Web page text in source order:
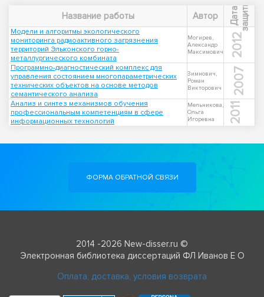
Название работы Автор Д
а
т
а
з
а
щ
и
т ы
Модели и алгоритмы экологического
мониторинга радиоактивного загрязнения
территорий Эльконского горно-
металлургического комбината
Могирев,
Александр
Максимович
2012
Программно-диагностический комплекс для
управления состоянием многопараметрических
технических объектов на основе методов
семантического анализа
Зимнович,
Роман
Викторович
2007
Анализ и синтез механизмов обучения
профессиональным компетенциям в сфере
информационных технологий
Мельникова,
Ольга
Игоревна
2011
ФОРМА ОБРАТНОЙ СВЯЗИ
2014 -2026 New-disser.ru ©
Электронная библиотека диссертаций ФЛ Иванов Е О
Оплата, доставка, условия возврата